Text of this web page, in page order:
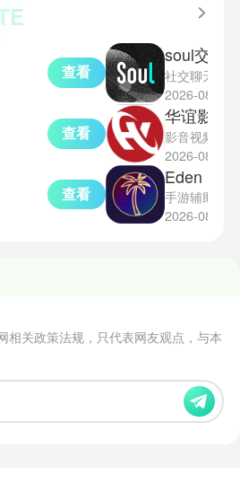
乐趣和探索深度，丰富了玩家的游
查看
查看
查看
soul交友
社交聊天
2026-08-07
影音视频
2026-08-07
Eden
手游辅助
2026-08-07
相关政策法规，只代表网友观点，与本